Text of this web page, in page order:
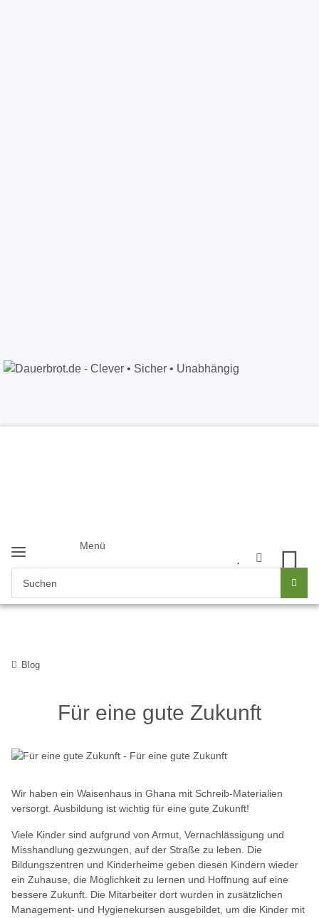
Menü
Blog
Für eine gute Zukunft
Wir haben ein Waisenhaus in Ghana mit Schreib-Materialien
versorgt. Ausbildung ist wichtig für eine gute Zukunft!
Viele Kinder sind aufgrund von Armut, Vernachlässigung und
Misshandlung gezwungen, auf der Straße zu leben. Die
Bildungszentren und Kinderheime geben diesen Kindern wieder
ein Zuhause, die Möglichkeit zu lernen und Hoffnung auf eine
bessere Zukunft. Die Mitarbeiter dort wurden in zusätzlichen
Management- und Hygienekursen ausgebildet, um die Kinder mit